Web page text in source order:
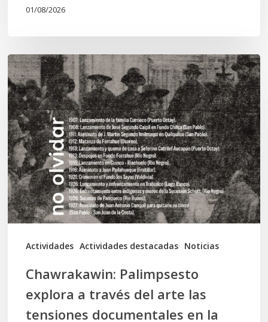
01/08/2026
Actividades Actividades destacadas Noticias
Chawrakawin:
Palimpsesto
explora
a
través
del
arte
las
tensiones
documentales
memoria
Chawrakawin: Palimpsesto
explora a través del arte las
tensiones documentales en la